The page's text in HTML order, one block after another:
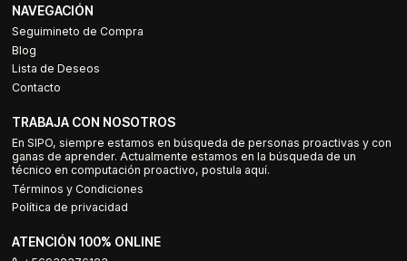
NAVEGACIÓN
Seguimineto de Compra
Blog
Lista de Deseos
Contacto
TRABAJA CON NOSOTROS
En SIPO, siempre estamos en búsqueda de personas proactivas y con
ganas de aprender. Actualmente estamos en la búsqueda de un
técnico en computación proactivo, postula aquí.
Términos y Condiciones
Política de privacidad
ATENCIÓN 100% ONLINE